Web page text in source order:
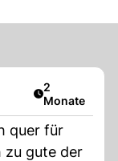
Artikel
2
Monate
quer für
zu gute der